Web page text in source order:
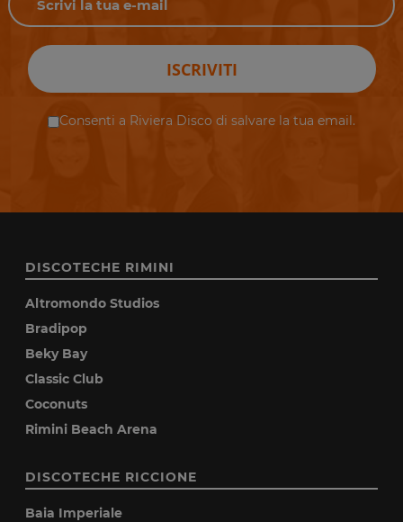
ISCRIVITI
Consenti a Riviera Disco di salvare la tua email.
DISCOTECHE RIMINI
Altromondo Studios
Bradipop
Beky Bay
Classic Club
Coconuts
Rimini Beach Arena
DISCOTECHE RICCIONE
Baia Imperiale